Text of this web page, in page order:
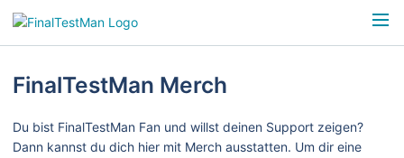
FinalTestMan Merch
Du bist FinalTestMan Fan und willst deinen Support zeigen?
Dann kannst du dich hier mit Merch ausstatten. Um dir eine